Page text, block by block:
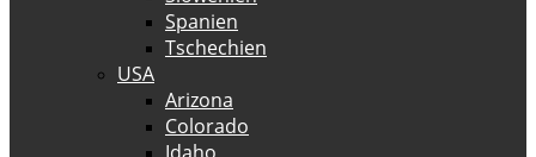
Spanien
Tschechien
USA
Arizona
Colorado